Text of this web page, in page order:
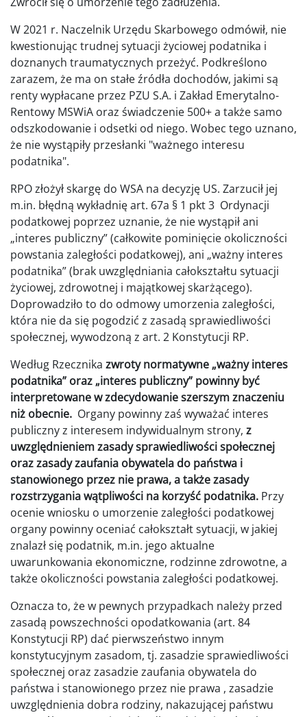
W 2021 r. Naczelnik Urzędu Skarbowego odmówił, nie
kwestionując trudnej sytuacji życiowej podatnika i
doznanych traumatycznych przeżyć. Podkreślono
zarazem, że ma on stałe źródła dochodów, jakimi są
renty wypłacane przez PZU S.A. i Zakład Emerytalno-
Rentowy MSWiA oraz świadczenie 500+ a także samo
odszkodowanie i odsetki od niego. Wobec tego uznano,
że nie wystąpiły przesłanki "ważnego interesu
podatnika".
RPO złożył skargę do WSA na decyzję US. Zarzucił jej
m.in. błędną wykładnię art. 67a § 1 pkt 3 Ordynacji
podatkowej poprzez uznanie, że nie wystąpił ani
„interes publiczny” (całkowite pominięcie okoliczności
powstania zaległości podatkowej), ani „ważny interes
podatnika” (brak uwzględniania całokształtu sytuacji
życiowej, zdrowotnej i majątkowej skarżącego).
Doprowadziło to do odmowy umorzenia zaległości,
która nie da się pogodzić z zasadą sprawiedliwości
społecznej, wywodzoną z art. 2 Konstytucji RP.
Według Rzecznika zwroty normatywne „ważny interes
podatnika” oraz „interes publiczny” powinny być
interpretowane w zdecydowanie szerszym znaczeniu
niż obecnie. Organy powinny zaś wyważać interes
publiczny z interesem indywidualnym strony, z
uwzględnieniem zasady sprawiedliwości społecznej
oraz zasady zaufania obywatela do państwa i
stanowionego przez nie prawa, a także zasady
rozstrzygania wątpliwości na korzyść podatnika. Przy
ocenie wniosku o umorzenie zaległości podatkowej
organy powinny oceniać całokształt sytuacji, w jakiej
znalazł się podatnik, m.in. jego aktualne
uwarunkowania ekonomiczne, rodzinne zdrowotne, a
także okoliczności powstania zaległości podatkowej.
Oznacza to, że w pewnych przypadkach należy przed
zasadą powszechności opodatkowania (art. 84
Konstytucji RP) dać pierwszeństwo innym
konstytucyjnym zasadom, tj. zasadzie sprawiedliwości
społecznej oraz zasadzie zaufania obywatela do
państwa i stanowionego przez nie prawa , zasadzie
uwzględnienia dobra rodziny, nakazującej państwu